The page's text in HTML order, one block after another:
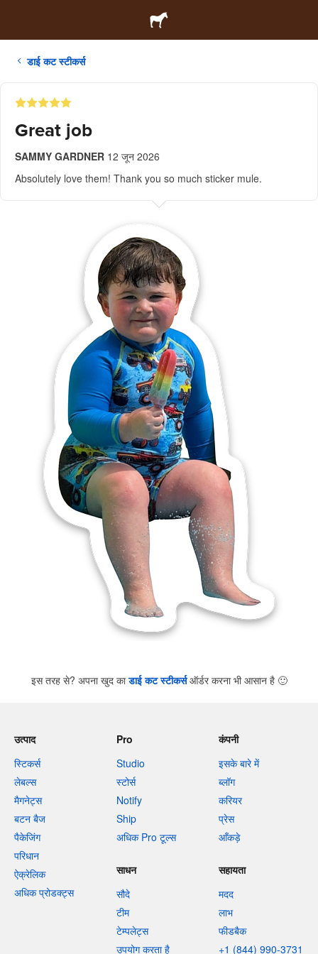
डाई कट स्टीकर्स
Great job
SAMMY GARDNER 12 जून 2026
Absolutely love them! Thank you so much sticker mule.
इस तरह से? अपना खुद काडाई कट स्टीकर्सऑर्डर करना भी आसान है 🙂
उत्पाद
स्टिकर्स
लेबल्स
मैगनेट्स
बटन बैज
पैकेजिंग
परिधान
ऐक्रेलिक
अधिक प्रोडक्ट्स
Pro
Studio
स्टोर्स
Notify
Ship
अधिक Pro टूल्स
कंपनी
इसके बारे में
ब्लॉग
करियर
प्रेस
आँकड़े
साधन
सौदे
टीम
टेम्पलेट्स
उपयोग करता है
सहायता
मदद
लाभ
फीडबैक
+1 (844) 990-3731